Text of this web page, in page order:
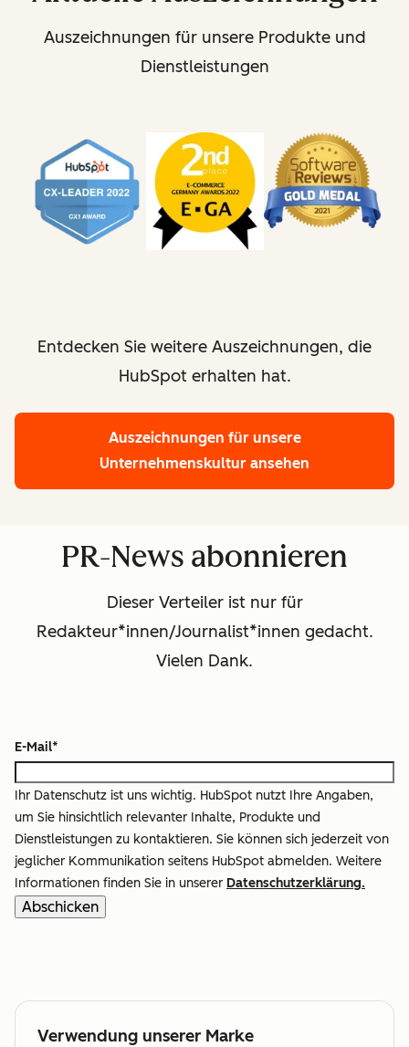
Auszeichnungen für unsere Produkte und
Dienstleistungen
Entdecken Sie weitere Auszeichnungen, die
HubSpot erhalten hat.
Auszeichnungen für unsere
Unternehmenskultur ansehen
PR-News abonnieren
Dieser Verteiler ist nur für
Redakteur*innen/Journalist*innen gedacht.
Vielen Dank.
E-Mail*
Ihr Datenschutz ist uns wichtig. HubSpot nutzt Ihre Angaben,
um Sie hinsichtlich relevanter Inhalte, Produkte und
Dienstleistungen zu kontaktieren. Sie können sich jederzeit von
jeglicher Kommunikation seitens HubSpot abmelden. Weitere
Informationen finden Sie in unserer Datenschutzerklärung.
Verwendung unserer Marke